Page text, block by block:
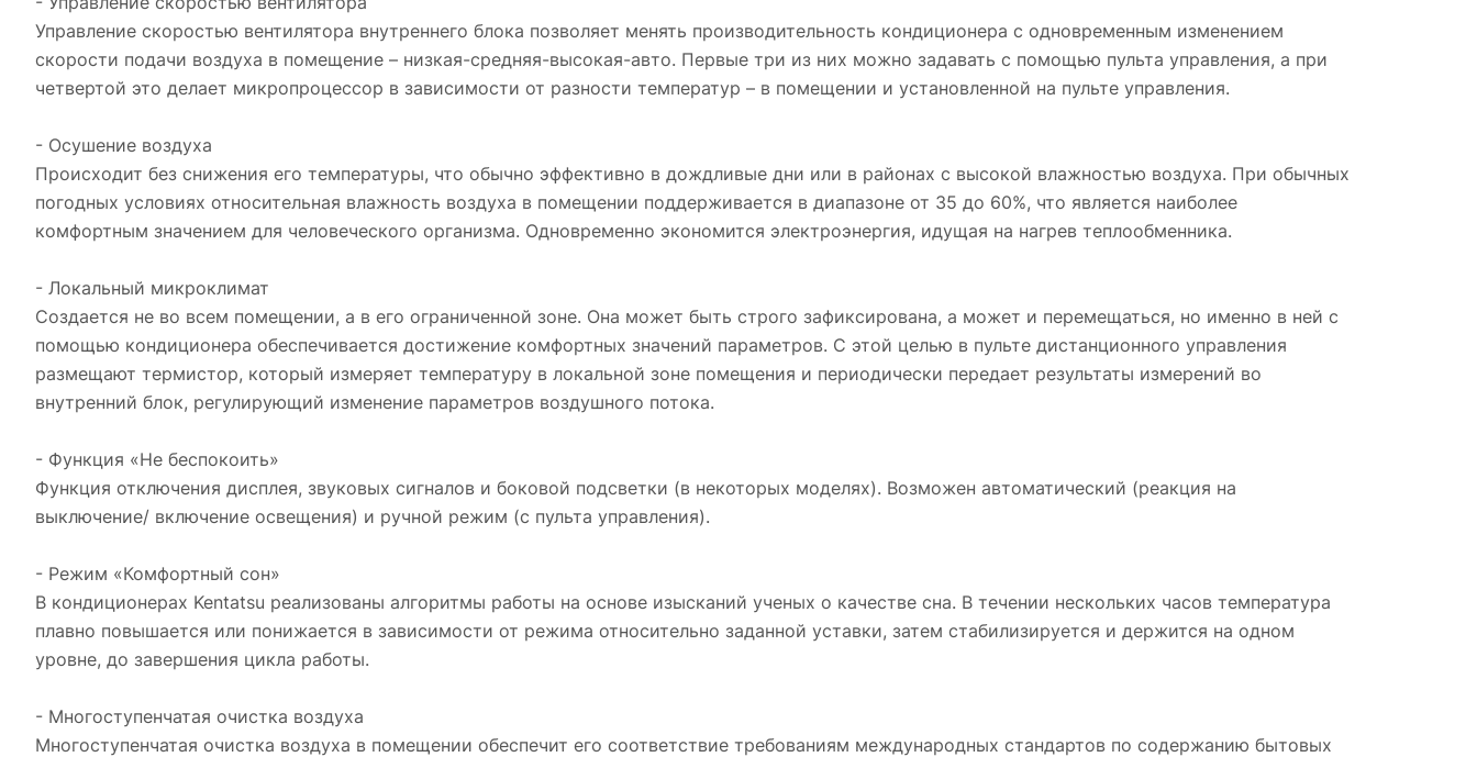
Управление скоростью вентилятора внутреннего блока позволяет менять производительность кондиционера с одновременным изменением
скорости подачи воздуха в помещение – низкая-средняя-высокая-авто. Первые три из них можно задавать с помощью пульта управления, а при
четвертой это делает микропроцессор в зависимости от разности температур – в помещении и установленной на пульте управления.
- Осушение воздуха
Происходит без снижения его температуры, что обычно эффективно в дождливые дни или в районах с высокой влажностью воздуха. При обычных
погодных условиях относительная влажность воздуха в помещении поддерживается в диапазоне от 35 до 60%, что является наиболее
комфортным значением для человеческого организма. Одновременно экономится электроэнергия, идущая на нагрев теплообменника.
- Локальный микроклимат
Создается не во всем помещении, а в его ограниченной зоне. Она может быть строго зафиксирована, а может и перемещаться, но именно в ней с
помощью кондиционера обеспечивается достижение комфортных значений параметров. С этой целью в пульте дистанционного управления
размещают термистор, который измеряет температуру в локальной зоне помещения и периодически передает результаты измерений во
внутренний блок, регулирующий изменение параметров воздушного потока.
- Функция «Не беспокоить»
Функция отключения дисплея, звуковых сигналов и боковой подсветки (в некоторых моделях). Возможен автоматический (реакция на
выключение/ включение освещения) и ручной режим (с пульта управления).
- Режим «Комфортный сон»
В кондиционерах Kentatsu реализованы алгоритмы работы на основе изысканий ученых о качестве сна. В течении нескольких часов температура
плавно повышается или понижается в зависимости от режима относительно заданной уставки, затем стабилизируется и держится на одном
уровне, до завершения цикла работы.
- Многоступенчатая очистка воздуха
Многоступенчатая очистка воздуха в помещении обеспечит его соответствие требованиям международных стандартов по содержанию бытовых